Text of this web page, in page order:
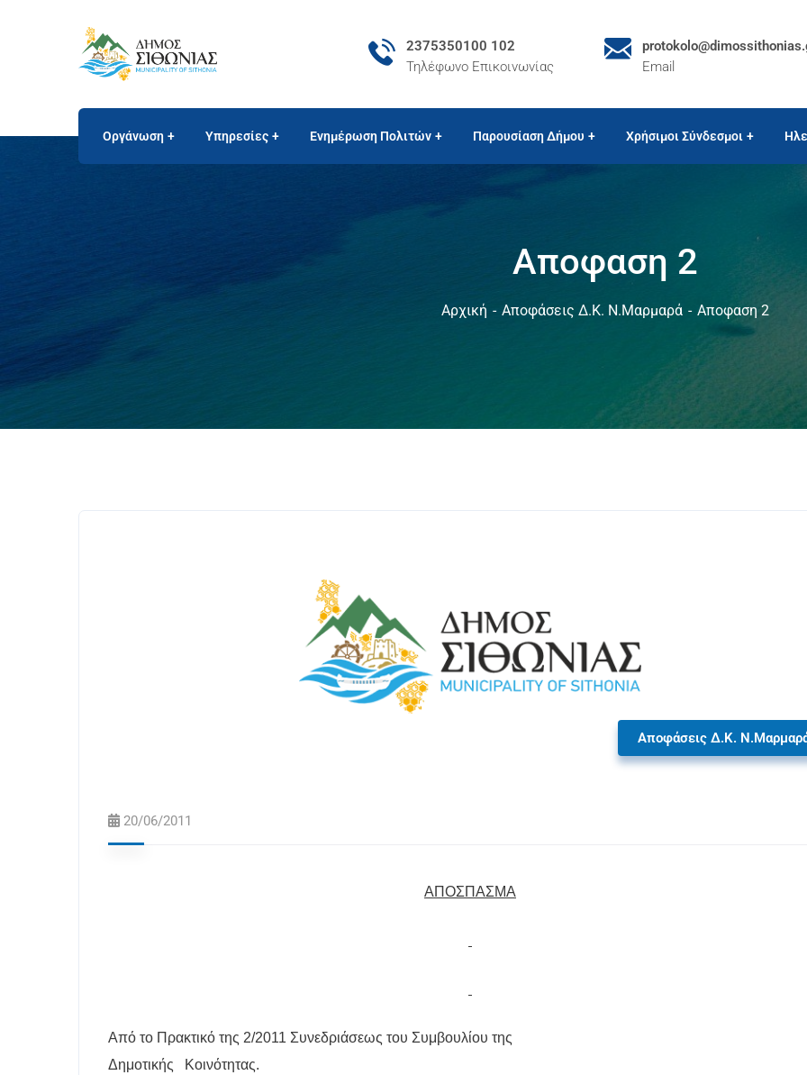
2375350100 102
Τηλέφωνο Επικοινωνίας
Email
Οργάνωση Υπηρεσίες Ενημέρωση Πολιτών Παρουσίαση Δήμου Χρήσιμοι Σύνδεσμοι
Αποφαση 2
Αρχική Αποφάσεις Δ.Κ. Ν.Μαρμαρά Αποφαση 2
Αποφάσεις Δ.Κ.
20/06/2011
ΑΠΟΣΠΑΣΜΑ
Από το Πρακτικό της 2/2011 Συνεδριάσεως του Συμβουλίου της
Δημοτικής
Κοινότητας.